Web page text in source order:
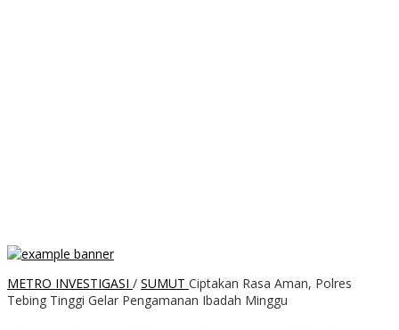
METRO INVESTIGASI / SUMUT Ciptakan Rasa Aman, Polres
Tebing Tinggi Gelar Pengamanan Ibadah Minggu